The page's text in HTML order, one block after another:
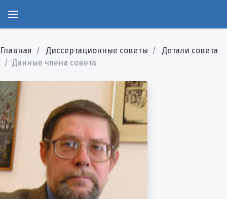
Главная Диссертационные советы
Детали совета
Данные члена совета